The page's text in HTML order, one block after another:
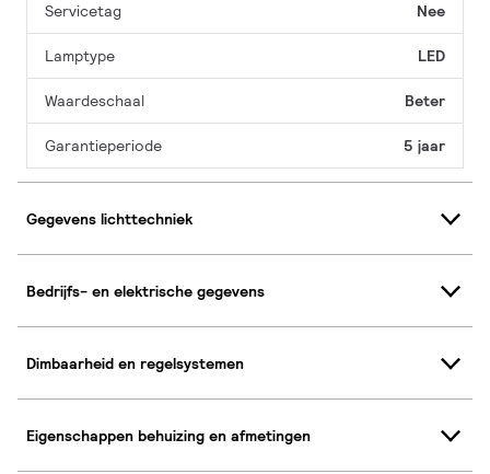
Servicetag Nee
Lamptype LED
Waardeschaal Beter
Garantieperiode 5 jaar
Gegevens lichttechniek
Bedrijfs- en elektrische gegevens
Dimbaarheid en regelsystemen
Eigenschappen behuizing en afmetingen